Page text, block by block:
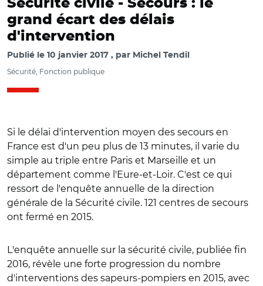
Sécurité civile - Secours : le
grand écart des délais
d'intervention
Publié le 10 janvier 2017 par Michel Tendil
Sécurité, Fonction publique
Si le délai d'intervention moyen des secours en
France est d'un peu plus de 13 minutes, il varie du
simple au triple entre Paris et Marseille et un
département comme l'Eure-et-Loir. C'est ce qui
ressort de l'enquête annuelle de la direction
générale de la Sécurité civile. 121 centres de secours
ont fermé en 2015.
L'enquête annuelle sur la sécurité civile, publiée fin
2016, révèle une forte progression du nombre
d'interventions des sapeurs-pompiers en 2015, avec